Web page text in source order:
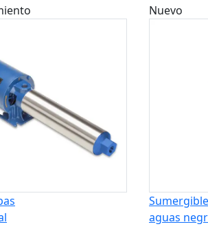
Nuevo
Sumergible
aguas